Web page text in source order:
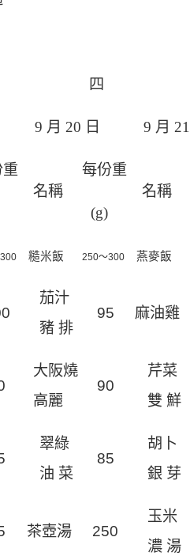
四
9 月 20 日 9 月 21
名稱
每份重
(g)
名稱
00 糙米飯 250～300 燕麥飯
0
茄汁
豬 排
95 麻油雞
大阪燒
高麗
90
芹菜
雙 鮮
翠綠
油 菜
85
胡卜
銀 芽
茶壺湯 250
玉米
濃 湯